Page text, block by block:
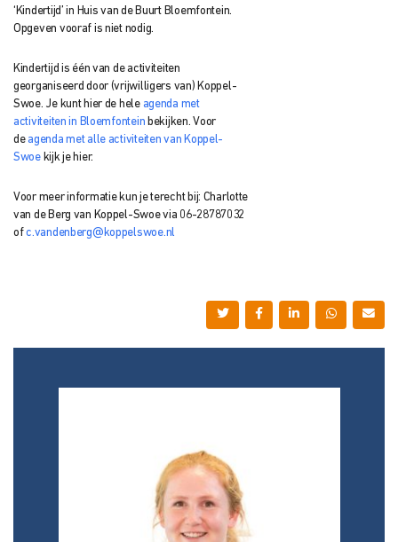
‘Kindertijd’ in Huis van de Buurt Bloemfontein.
Opgeven vooraf is niet nodig.
Kindertijd is één van de activiteiten
georganiseerd door (vrijwilligers van) Koppel-
Swoe. Je kunt hier de hele agenda met
activiteiten in Bloemfontein bekijken. Voor
de agenda met alle activiteiten van Koppel-
Swoekijk je hier.
Voor meer informatie kun je terecht bij: Charlotte
van de Berg van Koppel-Swoe via 06-28787032
ofc.vandenberg@koppelswoe.nl